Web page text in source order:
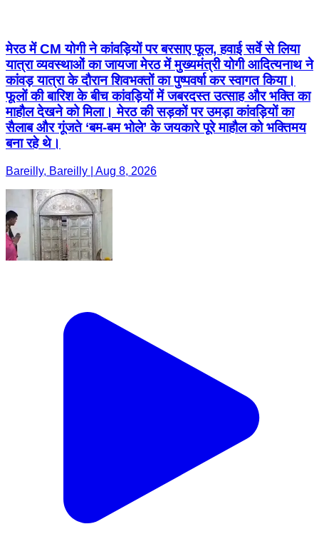
मेरठ में CM योगी ने कांवड़ियों पर बरसाए फूल, हवाई सर्वे से लिया
यात्रा व्यवस्थाओं का जायजा मेरठ में मुख्यमंत्री योगी आदित्यनाथ ने
कांवड़ यात्रा के दौरान शिवभक्तों का पुष्पवर्षा कर स्वागत किया।
फूलों की बारिश के बीच कांवड़ियों में जबरदस्त उत्साह और भक्ति का
माहौल देखने को मिला। मेरठ की सड़कों पर उमड़ा कांवड़ियों का
सैलाब और गूंजते ‘बम-बम भोले’ के जयकारे पूरे माहौल को भक्तिमय
बना रहे थे।
Bareilly, Bareilly | Aug 8, 2026